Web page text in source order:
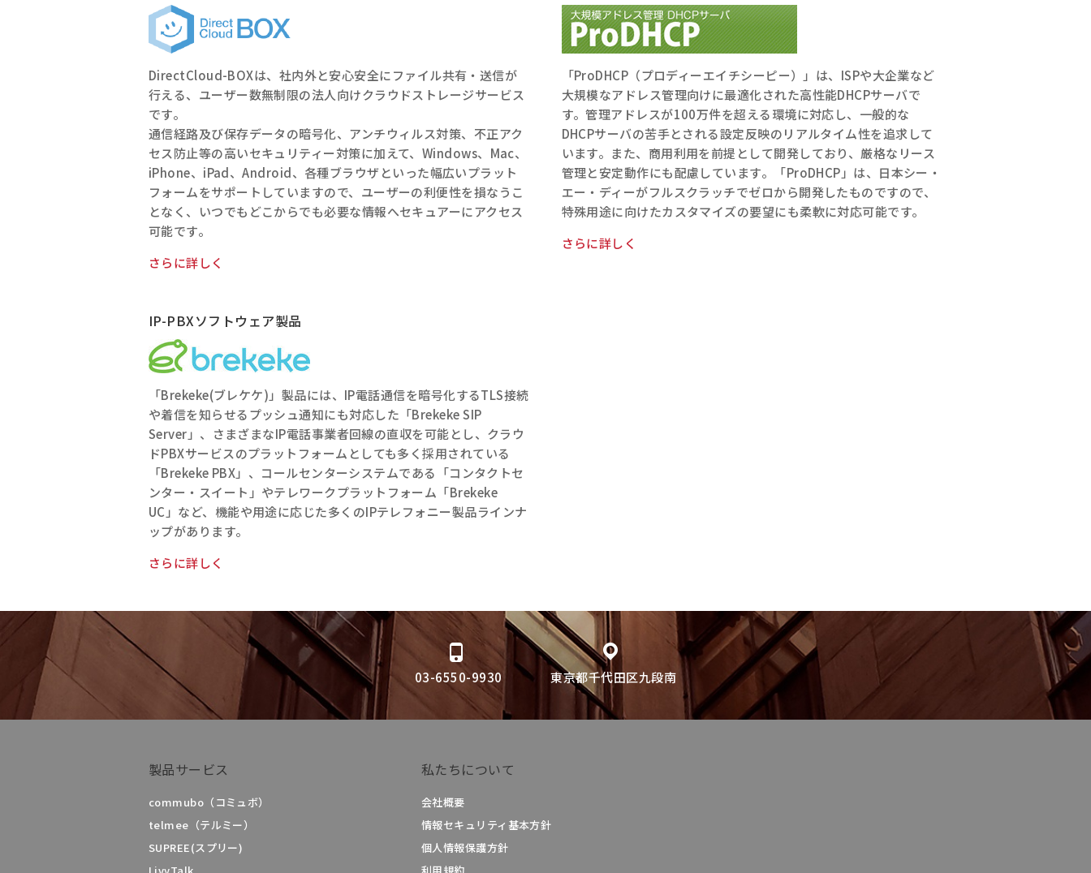
DirectCloud-BOXは、社内外と安心安全にファイル共有・送信が
行える、ユーザー数無制限の法人向けクラウドストレージサービス
です。
通信経路及び保存データの暗号化、アンチウィルス対策、不正アク
セス防止等の高いセキュリティー対策に加えて、Windows、Mac、
iPhone、iPad、Android、各種ブラウザといった幅広いプラット
フォームをサポートしていますので、ユーザーの利便性を損なうこ
となく、いつでもどこからでも必要な情報へセキュアーにアクセス
可能です。
さらに詳しく
「ProDHCP（プロディーエイチシーピー）」は、ISPや大企業など
大規模なアドレス管理向けに最適化された高性能DHCPサーバで
す。管理アドレスが100万件を超える環境に対応し、一般的な
DHCPサーバの苦手とされる設定反映のリアルタイム性を追求して
います。また、商用利用を前提として開発しており、厳格なリース
管理と安定動作にも配慮しています。「ProDHCP」は、日本シー・
エー・ディーがフルスクラッチでゼロから開発したものですので、
特殊用途に向けたカスタマイズの要望にも柔軟に対応可能です。
さらに詳しく
IP-PBXソフトウェア製品
「Brekeke(ブレケケ)」製品には、IP電話通信を暗号化するTLS接続
や着信を知らせるプッシュ通知にも対応した「Brekeke SIP
Server」、さまざまなIP電話事業者回線の直収を可能とし、クラウ
ドPBXサービスのプラットフォームとしても多く採用されている
「Brekeke PBX」、コールセンターシステムである「コンタクトセ
ンター・スイート」やテレワークプラットフォーム「Brekeke
UC」など、機能や用途に応じた多くのIPテレフォニー製品ラインナ
ップがあります。
さらに詳しく
03-6550-9930 東京都千代田区九段南
製品サービス
commubo（コミュボ）
telmee（テルミー）
SUPREE(スプリー)
LivyTalk
私たちについて
会社概要
情報セキュリティ基本方針
個人情報保護方針
利用規約